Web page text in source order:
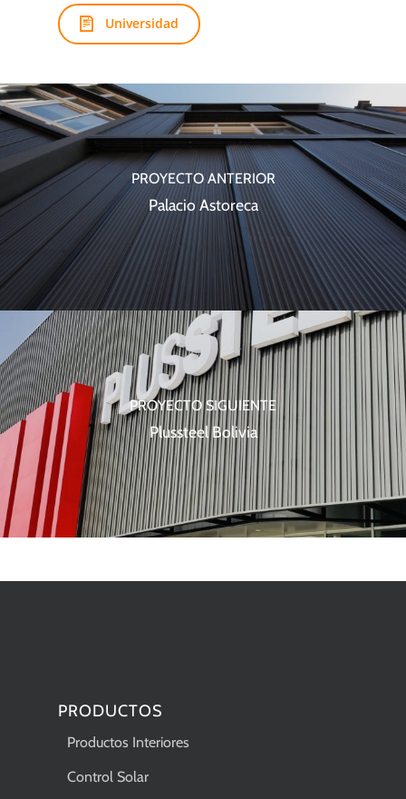
Universidad
PROYECTO ANTERIOR
Palacio Astoreca
PROYECTO SIGUIENTE
Plussteel Bolivia
PRODUCTOS
Productos Interiores
Control Solar